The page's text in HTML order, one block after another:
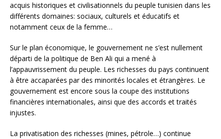
acquis historiques et civilisationnels du peuple tunisien dans les
différents domaines: sociaux, culturels et éducatifs et
notamment ceux de la femme…
Sur le plan économique, le gouvernement ne s’est nullement
départi de la politique de Ben Ali qui a mené à
l’appauvrissement du peuple. Les richesses du pays continuent
à être accaparées par des minorités locales et étrangères. Le
gouvernement est encore sous la coupe des institutions
financières internationales, ainsi que des accords et traités
injustes.
La privatisation des richesses (mines, pétrole…) continue